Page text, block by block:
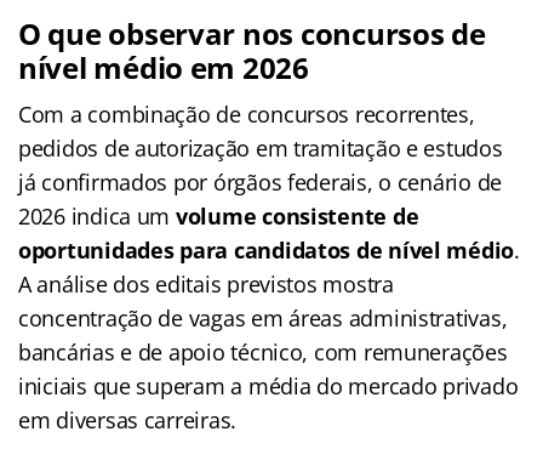
O que observar nos concursos de
nível médio em 2026
Com a combinação de concursos recorrentes,
pedidos de autorização em tramitação e estudos
já confirmados por órgãos federais, o cenário de
2026 indica um volume consistente de
oportunidades para candidatos de nível médio.
A análise dos editais previstos mostra
concentração de vagas em áreas administrativas,
bancárias e de apoio técnico, com remunerações
iniciais que superam a média do mercado privado
em diversas carreiras.